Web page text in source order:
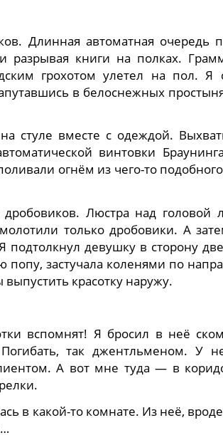
Длинная автоматная очередь
разрывая книги на полках.
грохотом улетел на пол. Я
в белоснежных
стуле вместе с одеждой.
винтовки
огнём из чего-то
Люстра над головой
только дробовики. А
подтолкнул девушку в сторону
попу, застучала коленями по
красотку наружу.
вспомнят! Я бросил в неё
так джентльменом. У
А вот мне туда — в
в какой-то комнате. Из неё,